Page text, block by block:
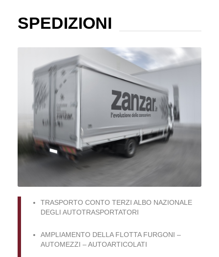
SPEDIZIONI
TRASPORTO CONTO TERZI ALBO NAZIONALE
DEGLI AUTOTRASPORTATORI
AMPLIAMENTO DELLA FLOTTA FURGONI –
AUTOMEZZI – AUTOARTICOLATI